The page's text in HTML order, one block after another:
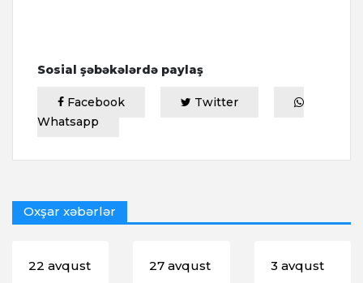
Sosial şəbəkələrdə paylaş
Facebook
Twitter
Whatsapp
Oxşar xəbərlər
22 avqust 27 avqust 3 avqust